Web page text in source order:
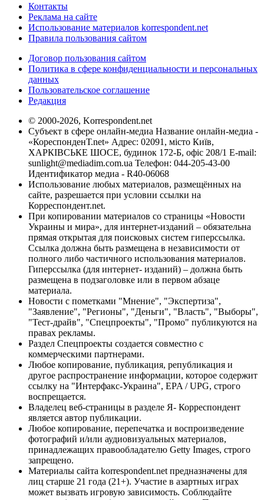
Контакты
Реклама на сайте
Использование материалов korrespondent.net
Правила пользования сайтом
Договор пользования сайтом
Политика в сфере конфиденциальности и персональных
данных
Пользовательское соглашение
Редакция
© 2000-2026, Korrespondent.net
Субъект в сфере онлайн-медиа Название онлайн-медиа -
«КореспонденТ.net» Адрес: 02091, місто Київ,
ХАРКІВСЬКЕ ШОСЕ, будинок 172-Б, офіс 208/1 E-mail:
sunlight@mediadim.com.ua Телефон: 044-205-43-00
Идентификатор медиа - R40-06068
Использование любых материалов, размещённых на
сайте, разрешается при условии ссылки на
Корреспондент.net.
При копировании материалов со страницы «Новости
Украины и мира», для интернет-изданий – обязательна
прямая открытая для поисковых систем гиперссылка.
Ссылка должна быть размещена в независимости от
полного либо частичного использования материалов.
Гиперссылка (для интернет- изданий) – должна быть
размещена в подзаголовке или в первом абзаце
материала.
Новости с пометками "Мнение", "Экспертиза",
"Заявление", "Регионы", "Деньги", "Власть", "Выборы",
"Тест-драйв", "Спецпроекты", "Промо" публикуются на
правах рекламы.
Раздел Спецпроекты создается совместно с
коммерческими партнерами.
Любое копирование, публикация, републикация и
другое распространение информации, которое содержит
ссылку на "Интерфакс-Украина", EPA / UPG, строго
воспрещается.
Владелец веб-страницы в разделе Я- Корреспондент
является автор публикации.
Любое копирование, перепечатка и воспроизведение
фотографий и/или аудиовизуальных материалов,
принадлежащих правообладателю Getty Images, строго
запрещено.
Материалы сайта korrespondent.net предназначены для
лиц старше 21 года (21+). Участие в азартных играх
может вызвать игровую зависимость. Соблюдайте